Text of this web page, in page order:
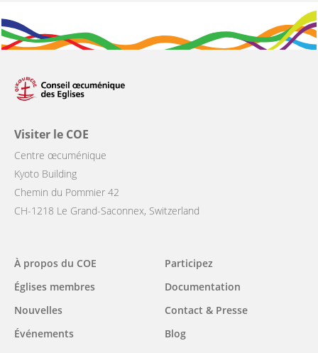
Visiter le COE
Centre œcuménique
Kyoto Building
Chemin du Pommier 42
CH-1218 Le Grand-Saconnex, Switzerland
Main
navigation
À propos du COE
Églises membres
Nouvelles
Événements
Participez
Documentation
Contact & Presse
Blog